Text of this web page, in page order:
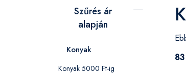
Szűrés ár
alapján
Konyak
Konyak 5000 Ft-ig
83